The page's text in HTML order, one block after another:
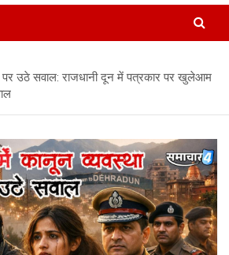
पर उठे सवाल: राजधानी दून में पत्रकार पर खुलेआम